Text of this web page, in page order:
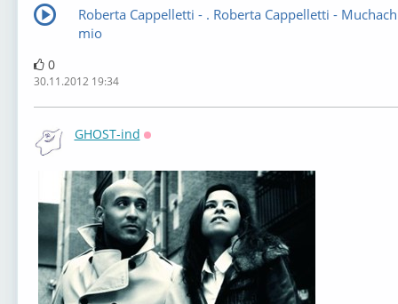
Roberta Cappelletti - . Roberta Cappelletti -
mio
0
30.11.2012 19:34
GHOST-ind